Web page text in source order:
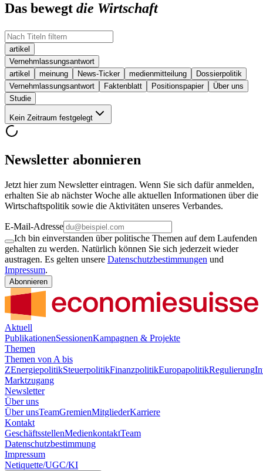
Das bewegt die Wirtschaft
artikel
Vernehmlassungsantwort
artikel
meinung News-Ticker medienmitteilung
Dossierpolitik
Vernehmlassungsantwort
Faktenblatt Positionspapier
Über uns
Studie
Kein Zeitraum festgelegt
Newsletter abonnieren
Jetzt hier zum Newsletter eintragen. Wenn Sie sich dafür anmelden,
erhalten Sie ab nächster Woche alle aktuellen Informationen über die
Wirtschaftspolitik sowie die Aktivitäten unseres Verbandes.
E-Mail-Adresse
Ich bin einverstanden über politische Themen auf dem Laufenden
gehalten zu werden. Natürlich können Sie sich jederzeit wieder
austragen. Es gelten unsere Datenschutzbestimmungen und
Impressum.
Abonnieren
Aktuell
PublikationenSessionenKampagnen & Projekte
Themen
Themen von A bis
ZEnergiepolitikSteuerpolitikFinanzpolitikEuropapolitikRegulierung
Marktzugang
Newsletter
Über uns
Über unsTeamGremienMitgliederKarriere
Kontakt
GeschäftsstellenMedienkontaktTeam
Datenschutzbestimmung
Impressum
Netiquette/UGC/KI